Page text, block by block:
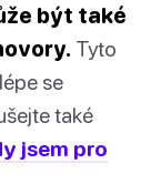
být také
Tyto
se
také
jsem pro